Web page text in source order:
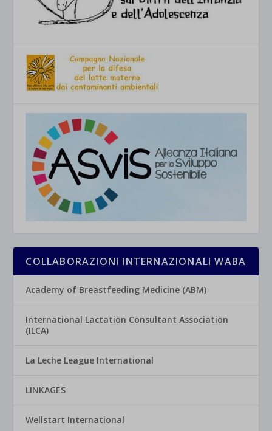
COLLABORAZIONI INTERNAZIONALI WABA
Academy of Breastfeeding Medicine (ABM)
International Lactation Consultant Association
(ILCA)
La Leche League International
LINKAGES
Wellstart International